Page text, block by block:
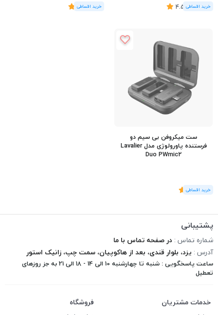
(13 رای)
4.54
(2 رای)
5
ست میکروفن بی سیم دو
فرستنده پاورولوژی مدل Lavalier
Duo PWmic2
(1رای)
5
پشتیبانی
شماره تماس : در صفحه تماس با ما
آدرس : یزد، بلوار قندی، بعد از هاکوپیان، سمت چپ، زانیک استور
ساعت پاسخگویی : شنبه تا چهارشنبه 10 الی 14 - 18 الی 21 به جز روزهای
تعطیل
خدمات مشتریان فروشگاه